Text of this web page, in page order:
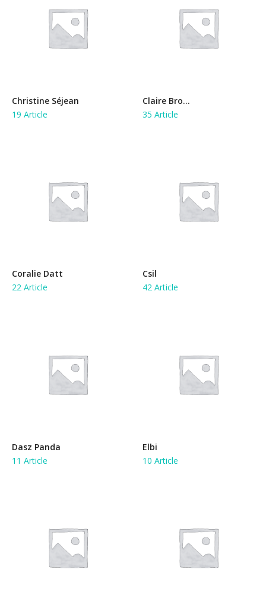
Christine Séjean
19 Article
Claire Bro...
35 Article
Coralie Datt
22 Article
Csil
42 Article
Dasz Panda
11 Article
Elbi
10 Article